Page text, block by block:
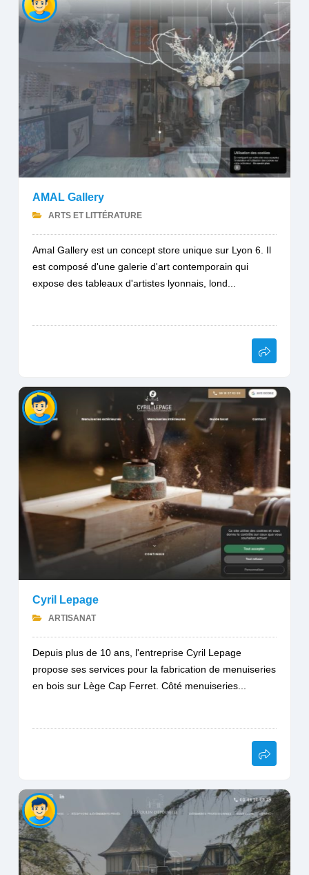
AMAL Gallery
ARTS ET LITTÉRATURE
Amal Gallery est un concept store unique sur Lyon 6. Il
est composé d'une galerie d'art contemporain qui
expose des tableaux d'artistes lyonnais, lond...
Cyril Lepage
ARTISANAT
Depuis plus de 10 ans, l'entreprise Cyril Lepage
propose ses services pour la fabrication de menuiseries
en bois sur Lège Cap Ferret. Côté menuiseries...